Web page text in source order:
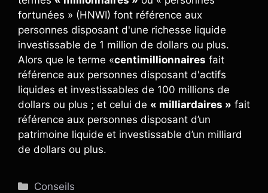
fortunées » (HNWI) font référence aux
personnes disposant d'une richesse liquide
investissable de 1 million de dollars ou plus.
Alors que le terme «centimillionnaires fait
référence aux personnes disposant d'actifs
liquides et investissables de 100 millions de
dollars ou plus ; et celui de « milliardaires » fait
référence aux personnes disposant d’un
patrimoine liquide et investissable d’un milliard
de dollars ou plus.
Catégories
Conseils